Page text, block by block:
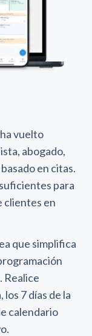
vuelto
abogado,
en citas.
para
clientes en
que simplifica
Realice
los 7 días de la
calendario